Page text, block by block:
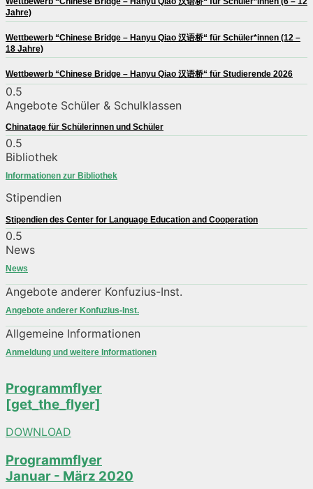
Jahre)
Wettbewerb “Chinese Bridge – Hanyu Qiao 汉语桥“ für Schüler*innen (12 –
18 Jahre)
Wettbewerb “Chinese Bridge – Hanyu Qiao 汉语桥“ für Studierende 2026
Angebote Schüler & Schulklassen
Chinatage für Schülerinnen und Schüler
Bibliothek
Informationen zur Bibliothek
Stipendien
Stipendien des Center for Language Education and Cooperation
News
News
Angebote anderer Konfuzius-Inst.
Angebote anderer Konfuzius-Inst.
Allgemeine Informationen
Anmeldung und weitere Informationen
Programmflyer
[get_the_flyer]
DOWNLOAD
Programmflyer
Januar - März 2020